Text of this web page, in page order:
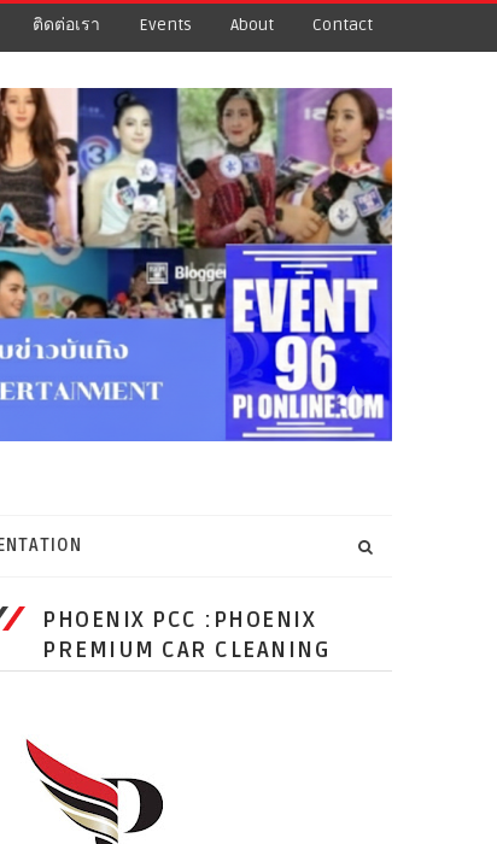
ติดต่อเรา Events About Contact
PHOENIX PCC :PHOENIX
PREMIUM CAR CLEANING